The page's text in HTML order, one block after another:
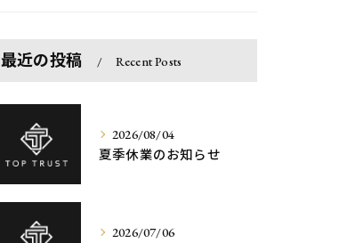
最近の投稿 Recent Posts
2026/08/04
夏季休業のお知らせ
2026/07/06